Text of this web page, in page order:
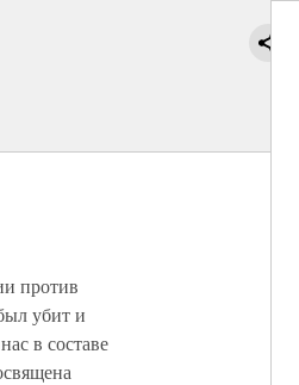
против
убит и
в составе